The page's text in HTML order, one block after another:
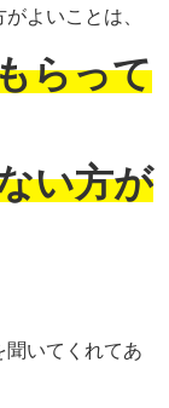
よいことは、
らって
い方が
聞いてくれてあ